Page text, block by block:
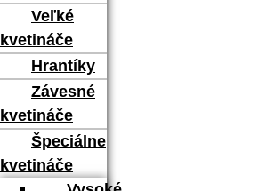
Veľké
kvetináče
Hrantíky
Závesné
kvetináče
Špeciálne
kvetináče